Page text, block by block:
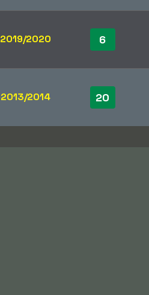
2019/2020 6
2013/2014 20